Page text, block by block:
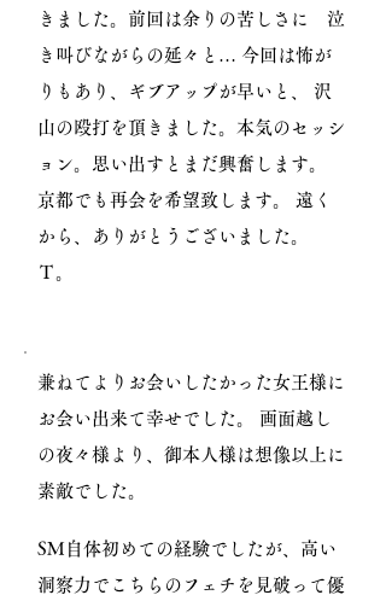
きました。前回は余りの苦しさに 泣
き叫びながらの延々と… 今回は怖が
りもあり、ギブアップが早いと、 沢
山の殴打を頂きました。本気のセッシ
ョン。思い出すとまだ興奮します。
京都でも再会を希望致します。 遠く
から、ありがとうございました。
Ｔ。
兼ねてよりお会いしたかった女王様に
お会い出来て幸せでした。 画面越し
の夜々様より、御本人様は想像以上に
素敵でした。
SM自体初めての経験でしたが、高い
洞察力でこちらのフェチを見破って優